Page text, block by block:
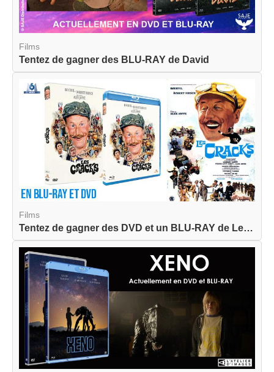
Films
Tentez de gagner des BLU-RAY de David
Films
Tentez de gagner des DVD et un BLU-RAY de Les Cr...